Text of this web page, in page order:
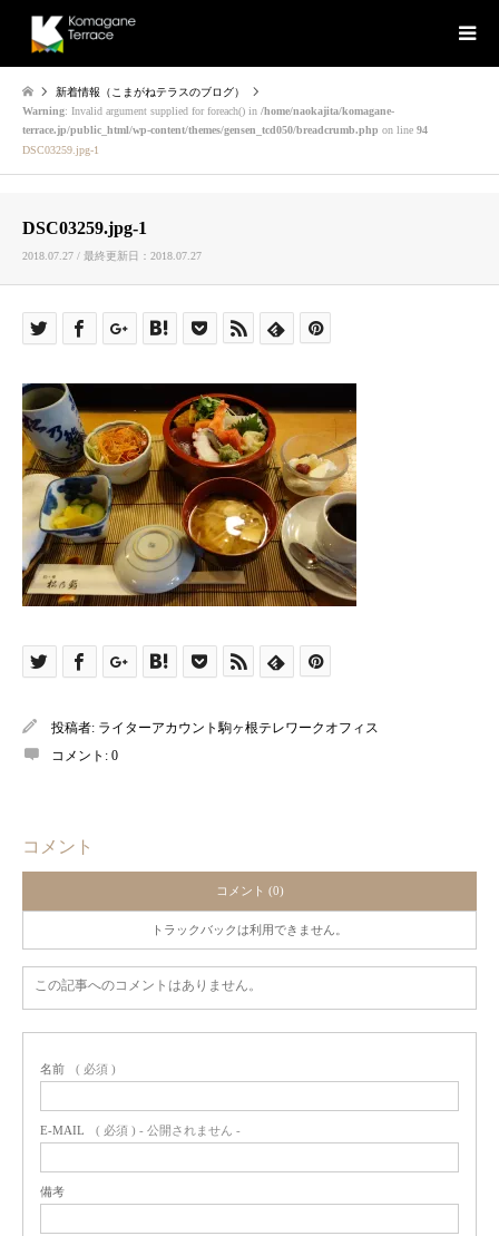
新着情報（こまがねテラスのブログ）
Warning: Invalid argument supplied for foreach() in /home/naokajita/komagane-
terrace.jp/public_html/wp-content/themes/gensen_tcd050/breadcrumb.php on line 94
DSC03259.jpg-1
DSC03259.jpg-1
2018.07.27 / 最終更新日：2018.07.27
投稿者: ライターアカウント駒ヶ根テレワークオフィス
コメント: 0
コメント
コメント (0)
トラックバックは利用できません。
この記事へのコメントはありません。
名前 ( 必須 )
E-MAIL ( 必須 ) - 公開されません -
備考